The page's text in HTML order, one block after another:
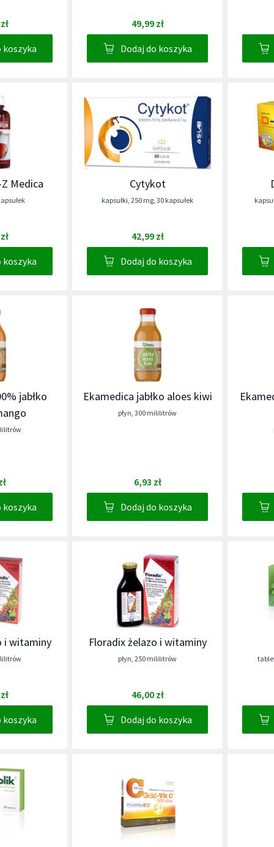
koszyka
49,99 zł
Dodaj do koszyka
Medica
koszyka
Cytykot
kapsułki, 250 mg, 30 kapsułek
42,99 zł
Dodaj do koszyka
jabłko
koszyka
Ekamedica jabłko aloes kiwi
płyn, 300 mililitrów
6,93 zł
Dodaj do koszyka
i witaminy
koszyka
Floradix żelazo i witaminy
płyn, 250 mililitrów
46,00 zł
Dodaj do koszyka